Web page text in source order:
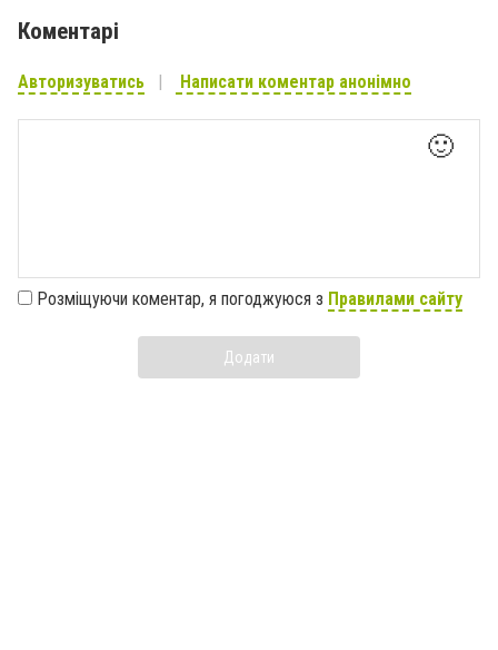
Коментарі
Авторизуватись Написати коментар анонімно
🙂
Розміщуючи коментар, я погоджуюся з Правилами сайту
Додати